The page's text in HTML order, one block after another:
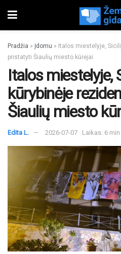
Pradžia » Įdomu » Italos miestelyje,
pristatyti Šiaulių miesto kūrėjai
Italos miestelyje,
kūrybinėje
Šiaulių miesto
Edita L. 2026-07-07 Laikas: 6